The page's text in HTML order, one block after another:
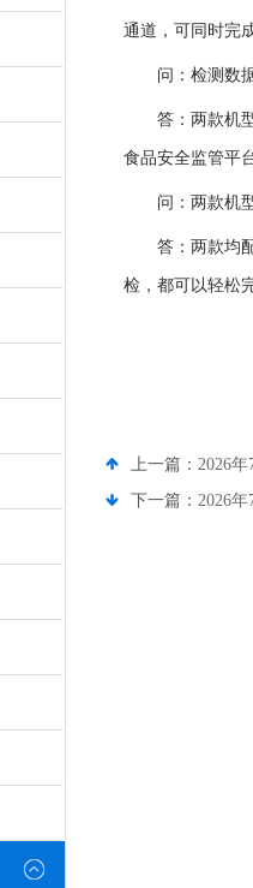
通道，可同时完
问：检测数
答：两款机
食品安全监管平
问：两款机
答：两款均
检，都可以轻松
上一篇： 2026
下一篇： 2026